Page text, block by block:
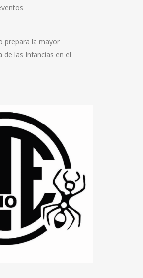
prepara la mayor
de las Infancias en el